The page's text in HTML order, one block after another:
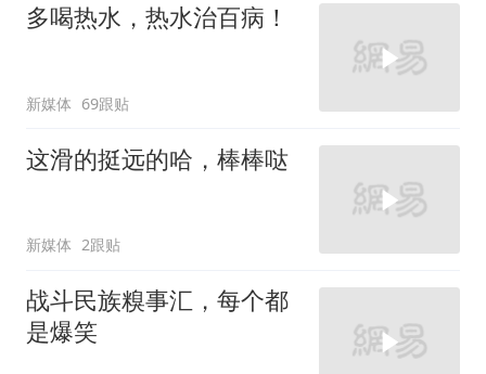
多喝热水，热水治百病！
新媒体 69跟贴
这滑的挺远的哈，棒棒哒
新媒体 2跟贴
战斗民族糗事汇，每个都
是爆笑